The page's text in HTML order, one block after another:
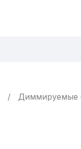
Диммируемые